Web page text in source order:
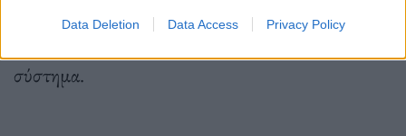
Data Deletion Data Access Privacy Policy
περισσότεροι έκαναν λάθη, παρόλα αυτά, το
σύστημα.